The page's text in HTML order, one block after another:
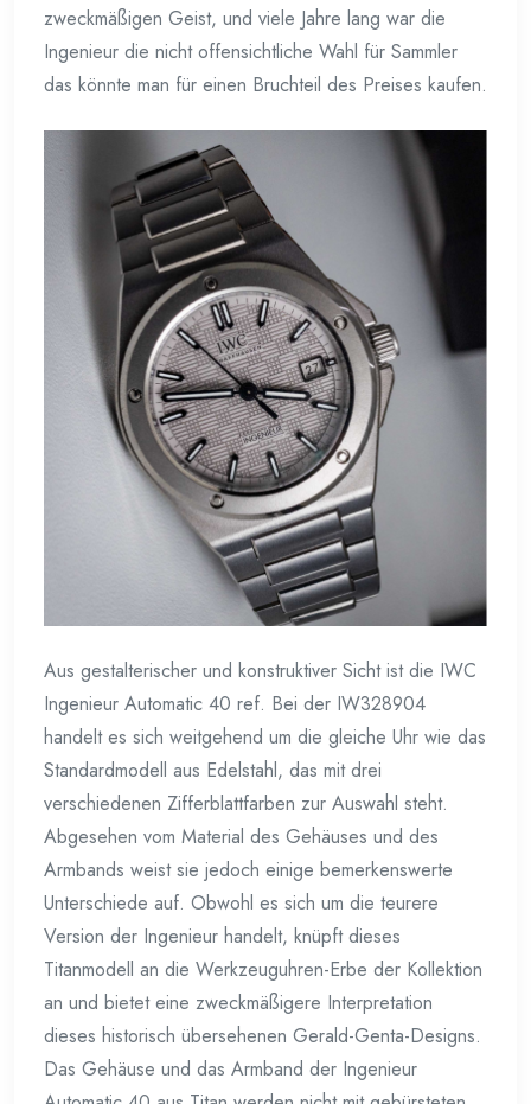
zweckmäßigen Geist, und viele Jahre lang war die
Ingenieur die nicht offensichtliche Wahl für Sammler
das könnte man für einen Bruchteil des Preises kaufen.
Aus gestalterischer und konstruktiver Sicht ist die IWC
Ingenieur Automatic 40 ref. Bei der IW328904
handelt es sich weitgehend um die gleiche Uhr wie das
Standardmodell aus Edelstahl, das mit drei
verschiedenen Zifferblattfarben zur Auswahl steht.
Abgesehen vom Material des Gehäuses und des
Armbands weist sie jedoch einige bemerkenswerte
Unterschiede auf. Obwohl es sich um die teurere
Version der Ingenieur handelt, knüpft dieses
Titanmodell an die Werkzeuguhren-Erbe der Kollektion
an und bietet eine zweckmäßigere Interpretation
dieses historisch übersehenen Gerald-Genta-Designs.
Das Gehäuse und das Armband der Ingenieur